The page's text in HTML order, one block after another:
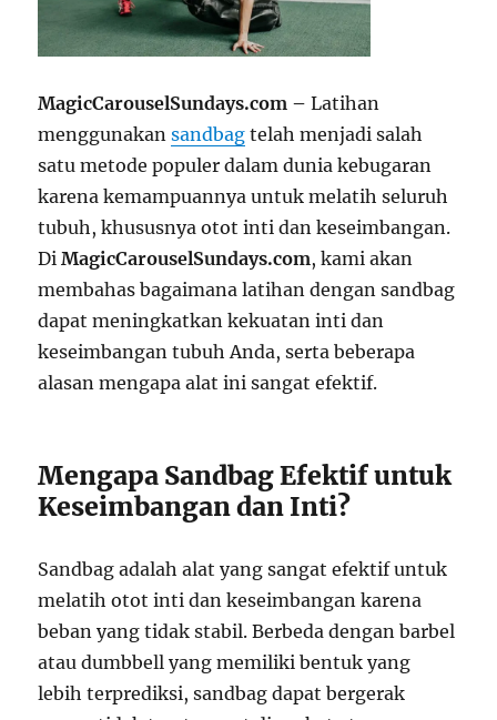
MagicCarouselSundays.com –Latihan
menggunakansandbag telah menjadi salah
satu metode populer dalam dunia kebugaran
karena kemampuannya untuk melatih seluruh
tubuh, khususnya otot inti dan keseimbangan.
DiMagicCarouselSundays.com, kami akan
membahas bagaimana latihan dengan sandbag
dapat meningkatkan kekuatan inti dan
keseimbangan tubuh Anda, serta beberapa
alasan mengapa alat ini sangat efektif.
Mengapa Sandbag Efektif untuk
Keseimbangan dan Inti?
Sandbag adalah alat yang sangat efektif untuk
melatih otot inti dan keseimbangan karena
beban yang tidak stabil. Berbeda dengan barbel
atau dumbbell yang memiliki bentuk yang
lebih terprediksi, sandbag dapat bergerak